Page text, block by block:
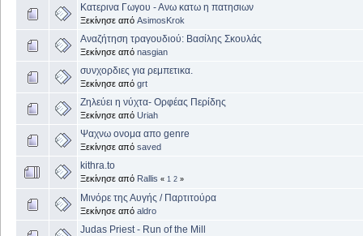
Κατερινα Γωγου - Ανω κατω η πατησιων
Ξεκίνησε από AsimosKrok
Αναζήτηση τραγουδιού: Βασίλης Σκουλάς
Ξεκίνησε από nasgian
συνχορδιες για ρεμπετικα.
Ξεκίνησε από grt
Ζηλεύει η νύχτα- Ορφέας Περίδης
Ξεκίνησε από Uriah
Ψαχνω ονομα απο genre
Ξεκίνησε από saved
kithra.to
Ξεκίνησε από Rallis « 1 2 »
Μινόρε της Αυγής / Παρτιτούρα
Ξεκίνησε από aldro
Judas Priest - Run of the Mill